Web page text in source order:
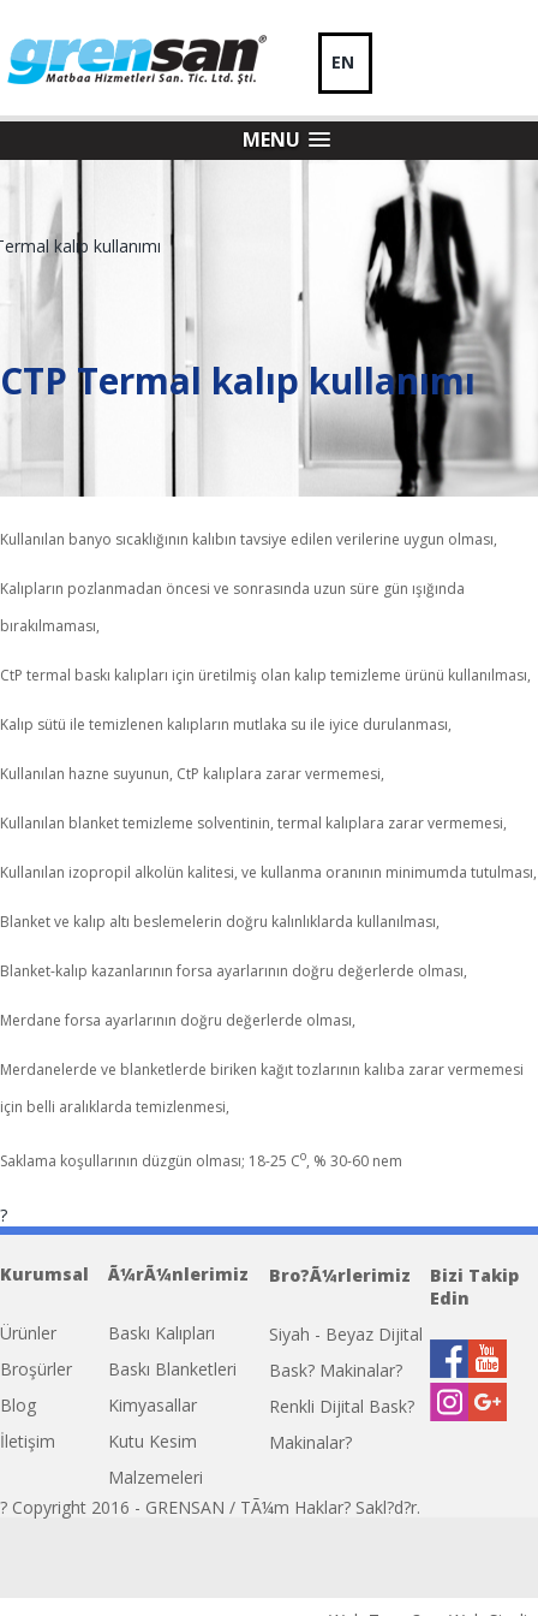
MENU
EN
CTP Termal kalıp kullanımı
Kullanılan banyo sıcaklığının kalıbın tavsiye edilen verilerine uygun olması,
Kalıpların pozlanmadan öncesi ve sonrasında uzun süre gün ışığında
bırakılmaması,
CtP termal baskı kalıpları için üretilmiş olan kalıp temizleme ürünü kullanılması,
Kalıp sütü ile temizlenen kalıpların mutlaka su ile iyice durulanması,
Kullanılan hazne suyunun, CtP kalıplara zarar vermemesi,
Kullanılan blanket temizleme solventinin, termal kalıplara zarar vermemesi,
Kullanılan izopropil alkolün kalitesi, ve kullanma oranının minimumda tutulması,
Blanket ve kalıp altı beslemelerin doğru kalınlıklarda kullanılması,
Blanket-kalıp kazanlarının forsa ayarlarının doğru değerlerde olması,
Merdane forsa ayarlarının doğru değerlerde olması,
Merdanelerde ve blanketlerde biriken kağıt tozlarının kalıba zarar vermemesi
için belli aralıklarda temizlenmesi,
Saklama koşullarının düzgün olması; 18-25 Co, % 30-60 nem
?
Kurumsal
Ürünler
Broşürler
Blog
İletişim
Ã¼rÃ¼nlerimiz
Baskı Kalıpları
Baskı Blanketleri
Kimyasallar
Kutu Kesim
Malzemeleri
Replica Handbags
Bro?Ã¼rlerimiz
Siyah - Beyaz Dijital
Bask? Makinalar?
Renkli Dijital Bask?
Makinalar?
Bizi Takip
Edin
? Copyright 2016 - GRENSAN / TÃ¼m Haklar? Sakl?d?r.
bolso burberryReplica Bolsos BVLGARI